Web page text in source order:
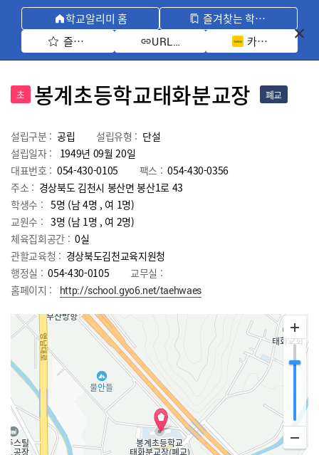
학교알리미 홈
즐겨찾는 학교 모아보기
즐겨찾기 선택
URL 복사 카카오톡 공유
초 봉계초등학교태화분교장 폐교
설립구분 : 공립 설립유형 : 단설
설립일자 :
1949년 09월 20일
대표번호 : 054-430-0105 팩스 : 054-430-0356
주소 : 경상북도 김천시 봉산면 봉산1로 43
학생수 : 5명 (남 4명 , 여 1명)
교원수 : 3명 (남 1명 , 여 2명)
체육집회공간 : 0실
관할교육청 : 경상북도김천교육지원청
행정실 : 054-430-0105
교무실 :
홈페이지 :
http://school.gyo6.net/taehwaes